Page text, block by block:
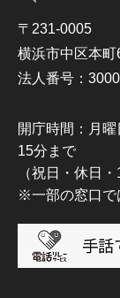
〒231-0005
横浜市中区本
法人番号：
開庁時間：月
15分まで
（祝日・休日
※一部の窓口で